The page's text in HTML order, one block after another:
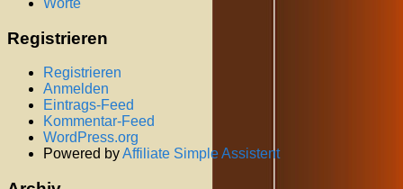
Registrieren
Registrieren
Anmelden
Eintrags-Feed
Kommentar-Feed
WordPress.org
Powered byAffiliate Simple Assistent